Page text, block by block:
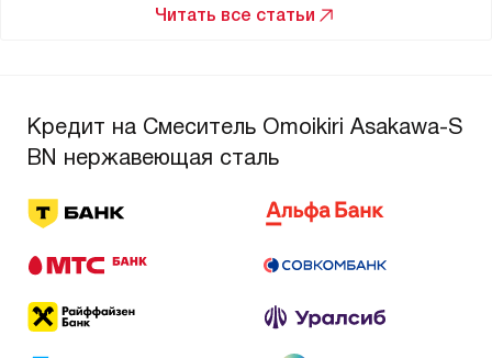
Читать все статьи
Кредит на Смеситель Omoikiri Asakawa-S
BN нержавеющая сталь